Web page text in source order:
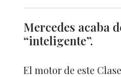
Mercedes acaba
“inteligente”.
El motor de este